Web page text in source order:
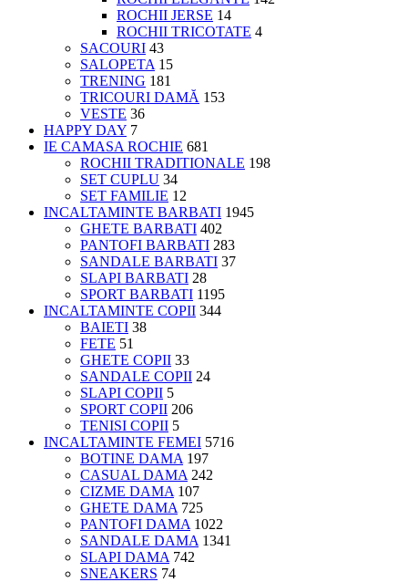
ROCHII JERSE 14
ROCHII TRICOTATE 4
SACOURI 43
SALOPETA 15
TRENING 181
TRICOURI DAMĂ 153
VESTE 36
HAPPY DAY 7
IE CAMASA ROCHIE 681
ROCHII TRADITIONALE 198
SET CUPLU 34
SET FAMILIE 12
INCALTAMINTE BARBATI 1945
GHETE BARBATI 402
PANTOFI BARBATI 283
SANDALE BARBATI 37
SLAPI BARBATI 28
SPORT BARBATI 1195
INCALTAMINTE COPII 344
BAIETI 38
FETE 51
GHETE COPII 33
SANDALE COPII 24
SLAPI COPII 5
SPORT COPII 206
TENISI COPII 5
INCALTAMINTE FEMEI 5716
BOTINE DAMA 197
CASUAL DAMA 242
CIZME DAMA 107
GHETE DAMA 725
PANTOFI DAMA 1022
SANDALE DAMA 1341
SLAPI DAMA 742
SNEAKERS 74